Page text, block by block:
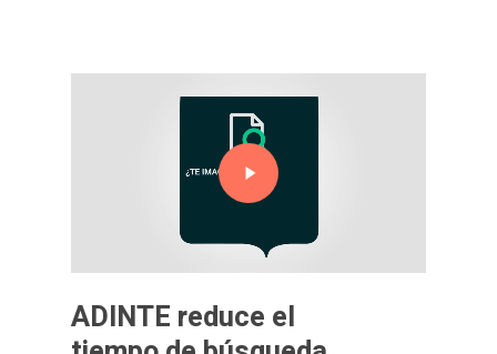
ADINTE reduce el